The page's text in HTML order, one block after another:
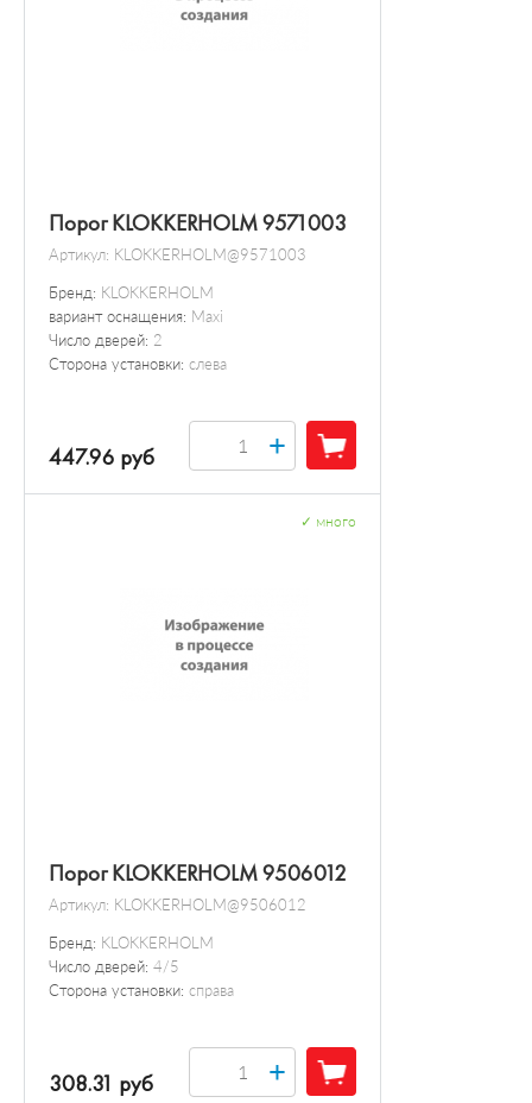
Порог KLOKKERHOLM 9571003
Артикул: KLOKKERHOLM@9571003
Бренд: KLOKKERHOLM
вариант оснащения: Maxi
Число дверей: 2
Сторона установки: слева
447.96 руб +
Порог KLOKKERHOLM 9506012
Артикул: KLOKKERHOLM@9506012
Бренд: KLOKKERHOLM
Число дверей: 4/5
Сторона установки: справа
много
308.31 руб +